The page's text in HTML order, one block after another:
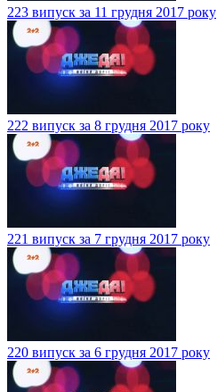
223 випуск за 11 грудня 2017 року
222 випуск за 8 грудня 2017 року
221 випуск за 7 грудня 2017 року
220 випуск за 6 грудня 2017 року